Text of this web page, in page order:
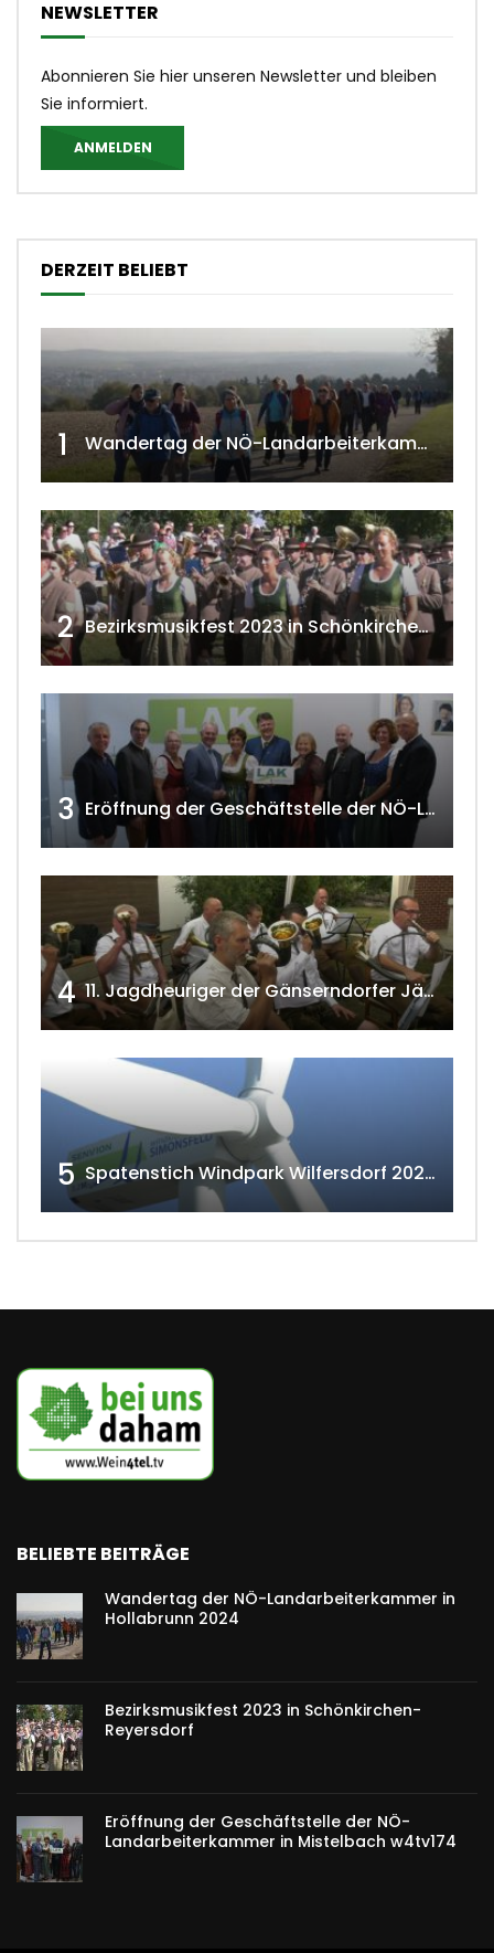
NEWSLETTER
Abonnieren Sie hier unseren Newsletter und bleiben
Sie informiert.
ANMELDEN
DERZEIT BELIEBT
1 Wandertag der NÖ-Landarbeiterkammer in Hollabrunn 2024
2 Bezirksmusikfest 2023 in Schönkirchen-Reyersdorf
3 Eröffnung der Geschäftstelle der NÖ-Landarbeiterkammer in Mistelbach w4tv174
4 11. Jagdheuriger der Gänserndorfer Jäger 2020 w4tv166
5 Spatenstich Windpark Wilfersdorf 2023 w4tv177
BELIEBTE BEITRÄGE
Wandertag der NÖ-Landarbeiterkammer in
Hollabrunn 2024
Bezirksmusikfest 2023 in Schönkirchen-
Reyersdorf
Eröffnung der Geschäftstelle der NÖ-
Landarbeiterkammer in Mistelbach w4tv174